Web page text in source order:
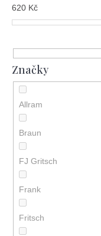
620 Kč
Značky
Allram
Braun
FJ Gritsch
Frank
Fritsch